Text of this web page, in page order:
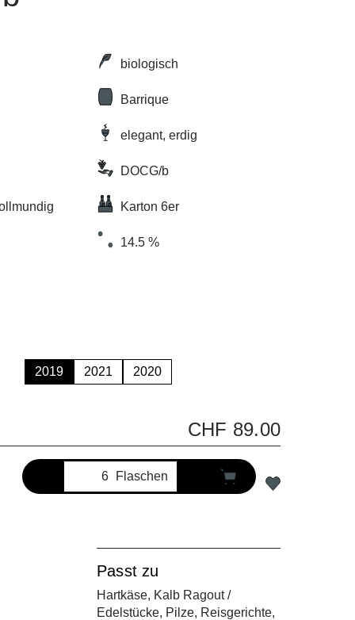
biologisch
Barrique
elegant, erdig
DOCG/b
Karton 6er
14.5 %
Option ist zurzeit nicht verfügbar.)
2019 2021 2020
CHF 89.00
Flaschen
Passt zu
Hartkäse, Kalb Ragout /
Edelstücke, Pilze, Reisgerichte,